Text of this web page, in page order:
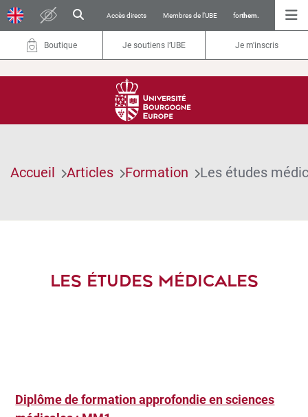
Accès directs Membres de l’UBE forthem.
Boutique Je soutiens l’UBE Je m'inscris
Accueil Articles Formation Les études
LES ÉTUDES MÉDICALES
Diplôme de formation approfondie en sciences